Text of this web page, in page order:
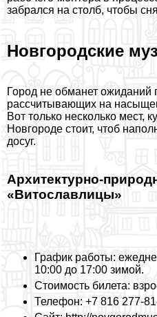
забрался на столб, чтобы
Новгородские
Город не обманет ожиданий
рассчитывающих на
Вот только несколько мест,
Новгороде стоит, чтоб
досуг.
Архитектурно-
«Витославлицы»
График работы:
10:00 до 17:00 зимой.
Стоимость билета:
Телефон: +7 816